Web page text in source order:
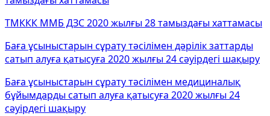
ТМККК ММБ ДЗС 2020 жылғы 28 тамыздағы хаттамасы
Баға ұсыныстарын сұрату тәсілімен дәрілік заттарды
сатып алуға қатысуға 2020 жылғы 24 сәуірдегі шақыру
Баға ұсыныстарын сұрату тәсілімен медициналық
бұйымдарды сатып алуға қатысуға 2020 жылғы 24
сәуірдегі шақыру